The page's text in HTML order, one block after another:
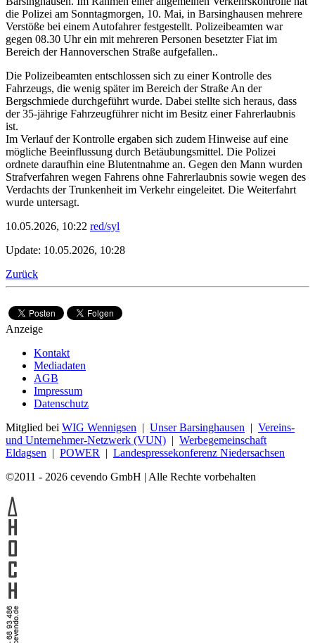
die Polizei am Sonntagmorgen, 10. Mai, in Barsinghausen mehrere
Verstöße bei einem Autofahrer festgestellt. Polizeibeamten war
gegen 08.30 Uhr ein mit mehreren Personen besetzter Fiat im
Bereich der Hannoverschen Straße aufgefallen..
Die Polizeibeamten entschlossen sich zu einer Kontrolle des
Fahrzeugs, die wenig später im Bereich der Straße An der
Bergschmiede durchgeführt wurde. Dabei stellte sich heraus, dass
der 35-jährige Fahrzeugführer nicht im Besitz einer Fahrerlaubnis
ist.
Im Verlauf der Kontrolle ergaben sich zudem Hinweise auf eine
mögliche Beeinflussung durch Betäubungsmittel. Die Polizei
ordnete daraufhin eine Blutentnahme an. Gegen den Mann wurden
Strafverfahren wegen Fahrens ohne Fahrerlaubnis sowie wegen des
Verdachts der Trunkenheit im Verkehr eingeleitet. Die Weiterfahrt
wurde untersagt.
10.05.2026, 10:22 red/syl
Update: 10.05.2026, 10:28
Zurück
Anzeige
Kontakt
Mediadaten
AGB
Impressum
Datenschutz
Mitglied bei WIG Wennigsen | Unser Barsinghausen | Vereins-
und Unternehmer-Netzwerk (VUN) | Werbegemeinschaft
Eldagsen | POWER | Landespressekonferenz Niedersachsen
©2011 - 2026 cevendo GmbH | Alle Rechte vorbehalten